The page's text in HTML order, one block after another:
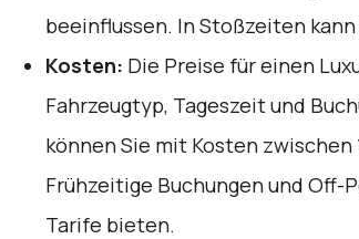
beeinflussen. In Stoßzeiten
Kosten: Die Preise für einen
Fahrzeugtyp, Tageszeit und
können Sie mit Kosten zwischen
Frühzeitige Buchungen und Off-
Tarife bieten.